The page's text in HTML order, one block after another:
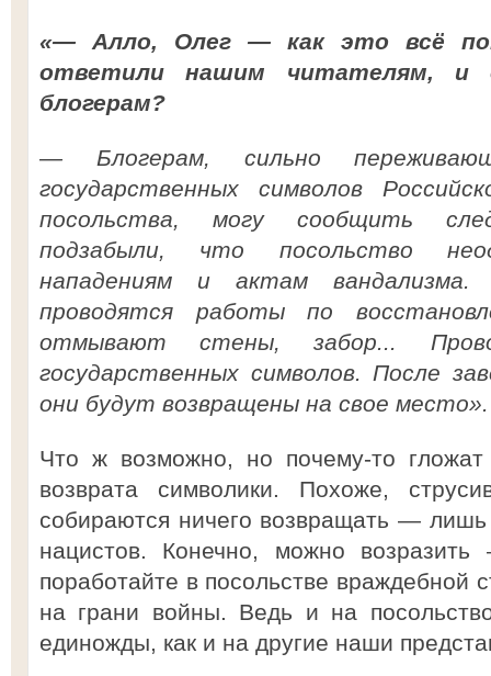
«— Алло, Олег — как это всё
ответили нашим читателям, и
блогерам?
— Блогерам, сильно
государственных символов
посольства, могу сообщить
подзабыли, что посольство
нападениям и актам
проводятся работы по
отмывают стены, забор...
государственных символов. После
они будут возвращены на свое место».
Что ж возможно, но почему-то
возврата символики. Похоже,
собираются ничего возвращать —
нацистов. Конечно, можно
поработайте в посольстве враждебной
на грани войны. Ведь и на
единожды, как и на другие наши